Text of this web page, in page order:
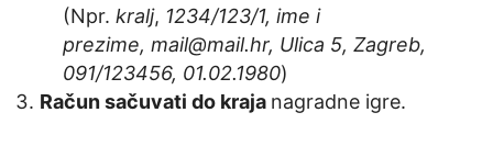
(Npr. kralj, 1234/123/1, ime i
prezime, mail@mail.hr, Ulica 5, Zagreb,
091/123456, 01.02.1980)
Račun sačuvati do kraja nagradne igre.